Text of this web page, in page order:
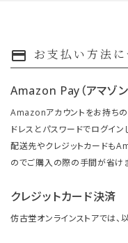
payment お支払い方法に
Amazon Pay（アマゾン
Amazonアカウントをお持ち
ドレスとパスワードでログイン
配送先やクレジットカードも
のでご購入の際の手間が省けま
クレジットカード決済
仿古堂オンラインストアでは、